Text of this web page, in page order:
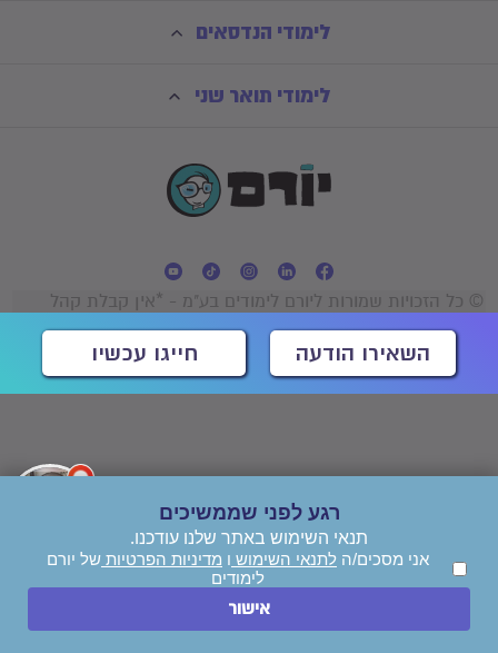
לימודי הנדסאים
לימודי תואר שני
© כל הזכויות שמורות ליורם לימודים בע"מ - *אין קבלת קהל
השאירו הודעה חייגו עכשיו
רגע לפני שממשיכים
תנאי השימוש באתר שלנו עודכנו.
אני מסכים/ה לתנאי השימוש ו מדיניות הפרטיות של יורם
לימודים
אישור